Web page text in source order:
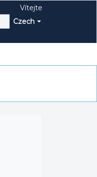
Czech
Vítejte